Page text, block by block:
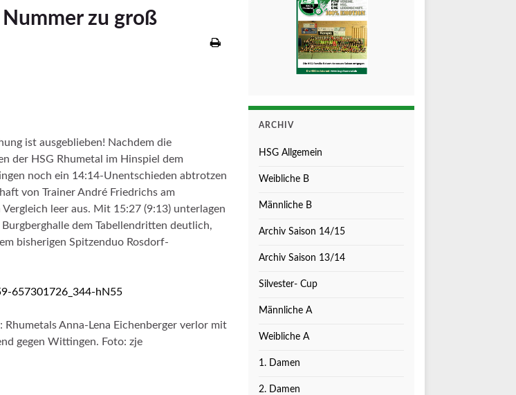
zu groß
ist ausgeblieben! Nachdem die
der HSG Rhumetal im Hinspiel dem
noch ein 14:14-Unentschieden abtrotzen
von Trainer André Friedrichs am
leer aus. Mit 15:27 (9:13) unterlagen
dem Tabellendritten deutlich,
bisherigen Spitzenduo Rosdorf-
Rhumetals Anna-Lena Eichenberger verlor mit
gegen Wittingen. Foto: zje
ARCHIV
HSG Allgemein
Weibliche B
Männliche B
Archiv Saison 14/15
Archiv Saison 13/14
Silvester- Cup
Männliche A
Weibliche A
1. Damen
2. Damen